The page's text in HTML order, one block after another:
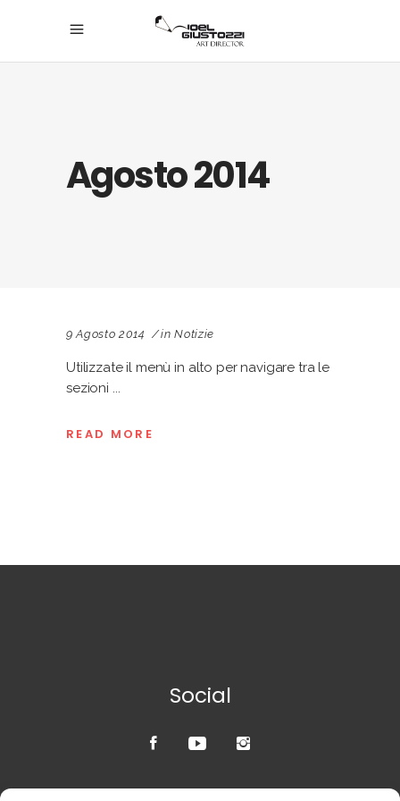
Agosto 2014
9 Agosto 2014 in Notizie
Utilizzate il menù in alto per navigare tra le
sezioni
READ MORE
Social